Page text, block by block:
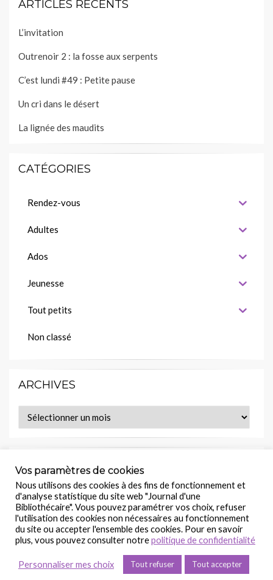
ARTICLES RÉCENTS
L’invitation
Outrenoir 2 : la fosse aux serpents
C’est lundi #49 : Petite pause
Un cri dans le désert
La lignée des maudits
CATÉGORIES
Rendez-vous
Adultes
Ados
Jeunesse
Tout petits
Non classé
ARCHIVES
Archives
MES LECTURES EN COURS
Retrouvez ce(s) livre(s) sur :
Journal d’une Bibliothécaire
Politique de confidentialité
Vos paramètres de cookies
Nous utilisons des cookies à des fins de fonctionnement et
d'analyse statistique du site web "Journal d'une
Bibliothécaire". Vous pouvez paramétrer vos choix, refuser
l'utilisation des cookies non nécessaires au fonctionnement
du site ou accepter l'ensemble des cookies. Pour en savoir
plus, vous pouvez consulter notrepolitique de confidentialité
Personnaliser mes choix Tout refuser Tout accepter